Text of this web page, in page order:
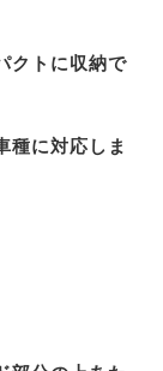
クトに収納で
種に対応しま